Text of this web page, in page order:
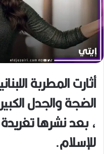
أثارت المطربة
الضجة والجدل
، بعد نشرها
للإسلام.